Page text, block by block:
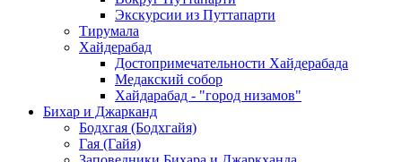
Экскурсии из Путтапарти
Тирумала
Хайдерабад
Достопримечательности Хайдерабада
Медакский собор
Хайдарабад - "город низамов"
Бихар и Джарканд
Бодхгая (Бодхгайя)
Гая (Гайя)